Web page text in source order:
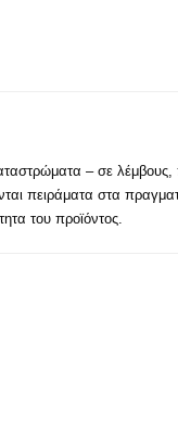
– σε λέμβους,
πειράματα στα
του προϊόντος.